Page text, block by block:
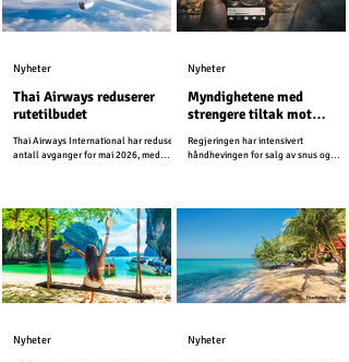
Thai Airways reduserer
rutetilbudet
Thai Airways International har redusert
antall avganger for mai 2026, med
Nyheter
Myndighetene med
strengere tiltak mot
medier
Regjeringen har intensivert
håndhevingen for salg av snus og
Nyheter
Nyheter Nyheter